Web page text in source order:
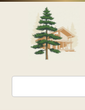
Перейти
контенту
Поиск: